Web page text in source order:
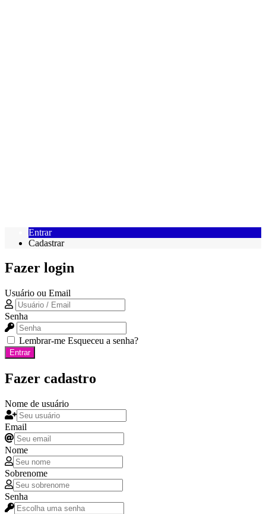
Entrar
Cadastrar
Fazer login
Usuário ou Email
Senha
Lembrar-me Esqueceu a senha?
Entrar
Fazer cadastro
Nome de usuário
Email
Nome
Sobrenome
Senha